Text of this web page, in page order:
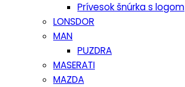
Prívesok šnúrka s logom
LONSDOR
MAN
PUZDRA
MASERATI
MAZDA